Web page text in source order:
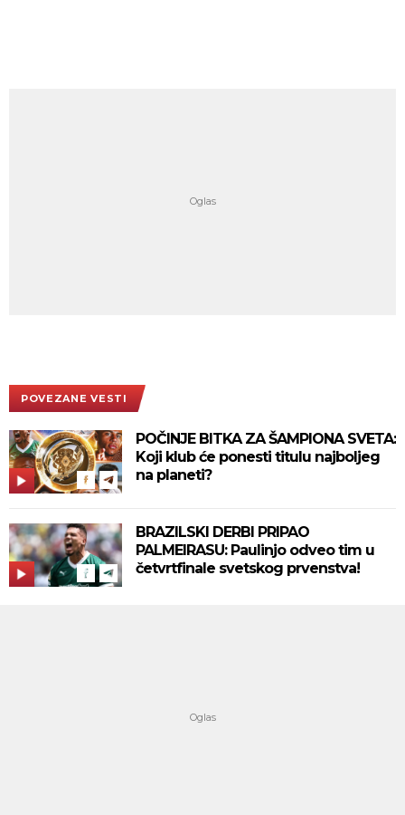
POVEZANE VESTI
POČINJE BITKA ZA ŠAMPIONA SVETA:
Koji klub će ponesti titulu najboljeg
na planeti?
BRAZILSKI DERBI PRIPAO
PALMEIRASU: Paulinjo odveo tim u
četvrtfinale svetskog prvenstva!